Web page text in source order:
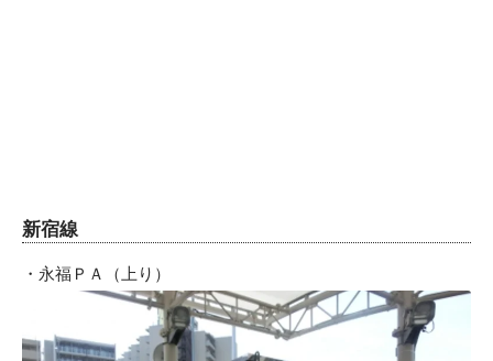
新宿線
・永福ＰＡ（上り）